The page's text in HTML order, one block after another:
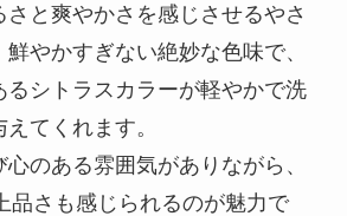
さと爽やかさを感じさせるやさ
やかすぎない絶妙な色味で、
るシトラスカラーが軽やかで洗
てくれます。
のある雰囲気がありながら、
品さも感じられるのが魅力で